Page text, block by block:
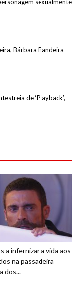
sexualmente
Bárbara Bandeira
de ‘Playback’,
a infernizar a vida aos
na passadeira
dos...